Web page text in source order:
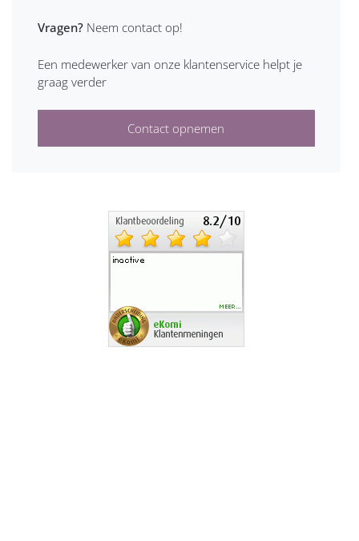
Vragen? Neem contact op!
Een medewerker van onze klantenservice helpt je
graag verder
Contact opnemen